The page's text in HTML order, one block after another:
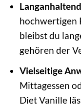
hochwertigen
bleibst du
gehören der
Vielseitige
Mittagessen
Diet Vanille